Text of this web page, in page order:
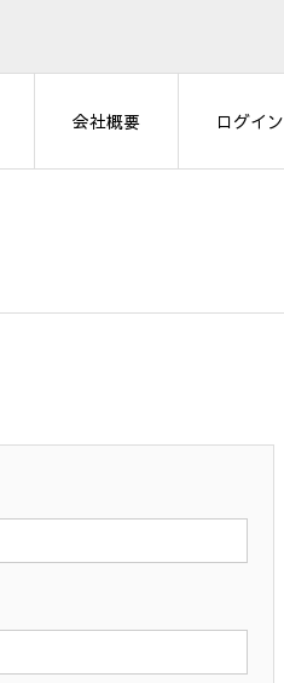
会社概要 ログイン